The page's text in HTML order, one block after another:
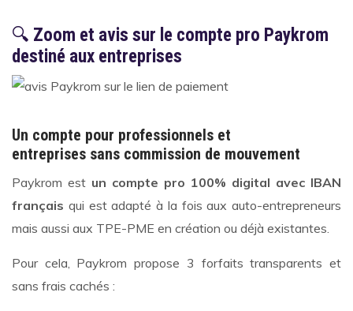
🔍 Zoom et avis sur le compte pro Paykrom
destiné aux entreprises
Un compte pour professionnels et
entreprises sans commission de mouvement
Paykrom est un compte pro 100% digital avec IBAN
français qui est adapté à la fois aux auto-entrepreneurs
mais aussi aux TPE-PME en création ou déjà existantes.
Pour cela, Paykrom propose 3 forfaits transparents et
sans frais cachés :